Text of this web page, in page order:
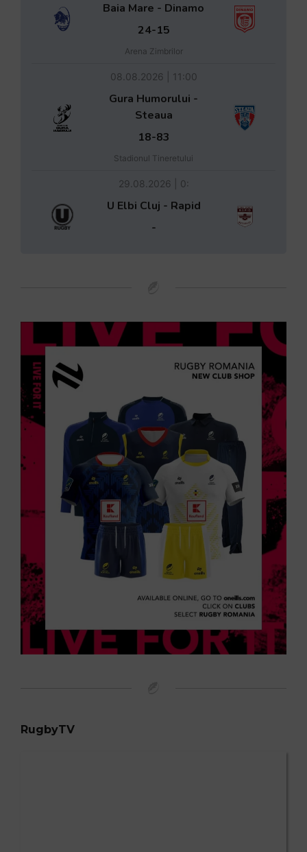
Baia Mare - Dinamo
24-15
Arena Zimbrilor
08.08.2026 | 11:00
Gura Humorului -
Steaua
18-83
Stadionul Tineretului
29.08.2026 | 0:
U Elbi Cluj - Rapid
-
RugbyTV